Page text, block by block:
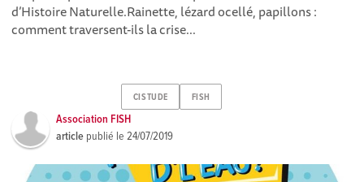
d’Histoire Naturelle.Rainette, lézard ocellé, papillons :
comment traversent-ils la crise...
CISTUDE FISH
Association FISH
article publié le24/07/2019